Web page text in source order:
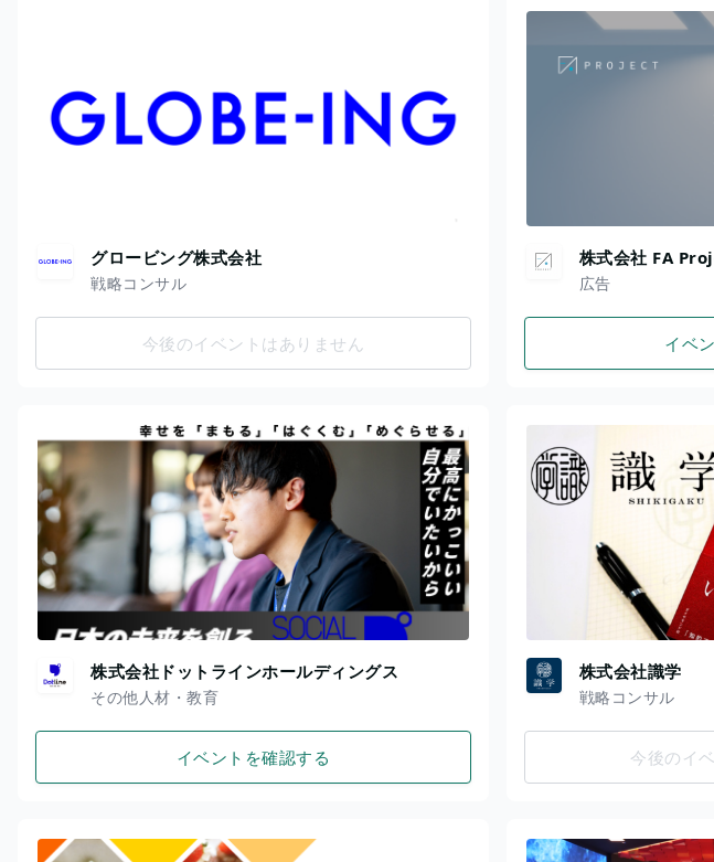
グロービング株式会社
戦略コンサル
今後のイベントはありません
株式会社 FA
広告
イベ
株式会社ドットラインホールディングス
その他人材・教育
イベントを確認する
株式会社識学
戦略コンサル
今後のイ